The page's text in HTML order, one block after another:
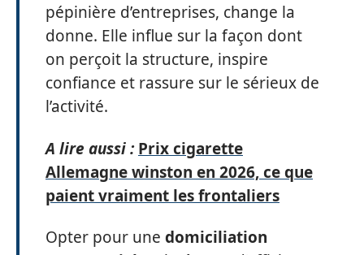
pépinière d’entreprises, change la
donne. Elle influe sur la façon dont
on perçoit la structure, inspire
confiance et rassure sur le sérieux de
l’activité.
A lire aussi : Prix cigarette
Allemagne winston en 2026, ce que
paient vraiment les frontaliers
Opter pour une domiciliation